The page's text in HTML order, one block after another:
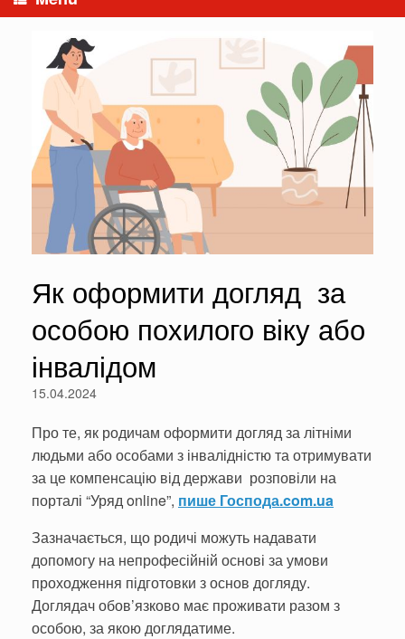
Як оформити догляд за
особою похилого віку або
інвалідом
15.04.2024
Про те, як родичам оформити догляд за літніми
людьми або особами з інвалідністю та отримувати
за це компенсацію від держави розповіли на
порталі “Уряд online”, пише Господа.com.ua
Зазначається, що родичі можуть надавати
допомогу на непрофесійній основі за умови
проходження підготовки з основ догляду.
Доглядач обов’язково має проживати разом з
особою, за якою доглядатиме.